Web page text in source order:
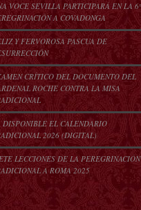
VOCE SEVILLA PARTICIPARÁ EN LA 6º
A COVADONGA
Y FERVOROSA PASCUA DE
CRÍTICO DEL DOCUMENTO DEL
ROCHE CONTRA LA MISA
DISPONIBLE EL CALENDARIO
2026 (DIGITAL)
LECCIONES DE LA PEREGRINACIÓN
A ROMA 2025